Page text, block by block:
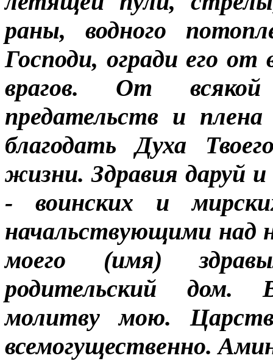
раны, водного
Господи, огради его
врагов. От
предательств и
благодать Духа
жизни. Здравия даруй и
- воинских и
начальствующими над
моего (имя)
родительский дом.
молитву мою.
всемогущественно.